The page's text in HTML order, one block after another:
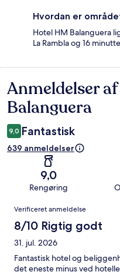
Hvordan er
Hotel HM Balanguera
La Rambla og 16
Anmeldelser
Anmeldelser
Balanguera
9,0 Fantastisk
639 anmeldelser
9,0
Rengøring
Anmeldelser
Verificeret anmeldelse
8/10 Rigtig godt
31. jul. 2026
Fantastisk hotel og
det eneste minus ved